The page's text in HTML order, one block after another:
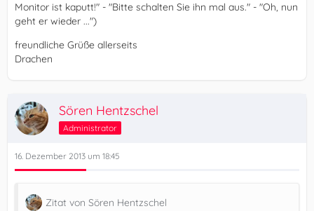
Monitor ist kaputt!" - "Bitte schalten Sie ihn mal aus." - "Oh, nun
geht er wieder ...")
freundliche Grüße allerseits
Drachen
Sören Hentzschel
Administrator
16. Dezember 2013 um 18:45
Zitat von Sören Hentzschel